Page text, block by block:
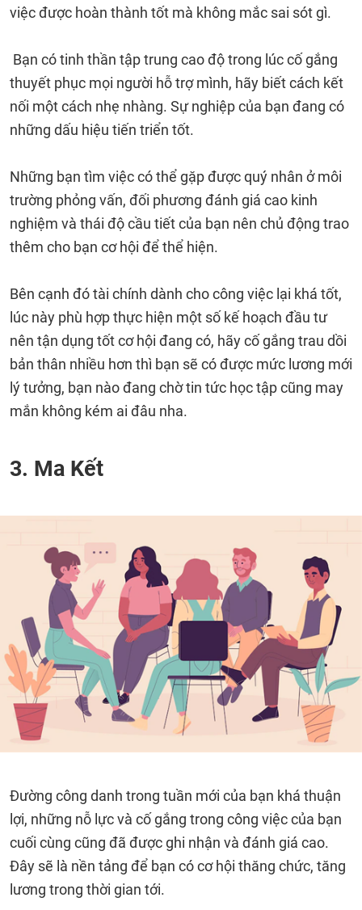
việc được hoàn thành tốt mà không mắc sai sót gì.
Bạn có tinh thần tập trung cao độ trong lúc cố gắng
thuyết phục mọi người hỗ trợ mình, hãy biết cách kết
nối một cách nhẹ nhàng. Sự nghiệp của bạn đang có
những dấu hiệu tiến triển tốt.
Những bạn tìm việc có thể gặp được quý nhân ở môi
trường phỏng vấn, đối phương đánh giá cao kinh
nghiệm và thái độ cầu tiết của bạn nên chủ động trao
thêm cho bạn cơ hội để thể hiện.
Bên cạnh đó tài chính dành cho công việc lại khá tốt,
lúc này phù hợp thực hiện một số kế hoạch đầu tư
nên tận dụng tốt cơ hội đang có, hãy cố gắng trau dồi
bản thân nhiều hơn thì bạn sẽ có được mức lương mới
lý tưởng, bạn nào đang chờ tin tức học tập cũng may
mắn không kém ai đâu nha.
3. Ma Kết
Đường công danh trong tuần mới của bạn khá thuận
lợi, những nỗ lực và cố gắng trong công việc của bạn
cuối cùng cũng đã được ghi nhận và đánh giá cao.
Đây sẽ là nền tảng để bạn có cơ hội thăng chức, tăng
lương trong thời gian tới.